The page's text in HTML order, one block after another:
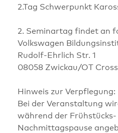
2.Tag Schwerpunkt
2. Seminartag findet an
Volkswagen
Rudolf-Ehrlich Str. 1
08058 Zwickau/OT
Hinweis zur Verpflegung:
Bei der Veranstaltung
während der Frühstücks-
Nachmittagspause